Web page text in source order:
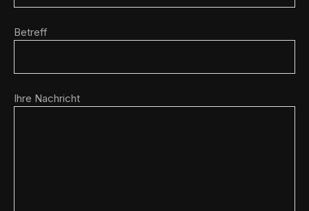
Betreff
Ihre Nachricht